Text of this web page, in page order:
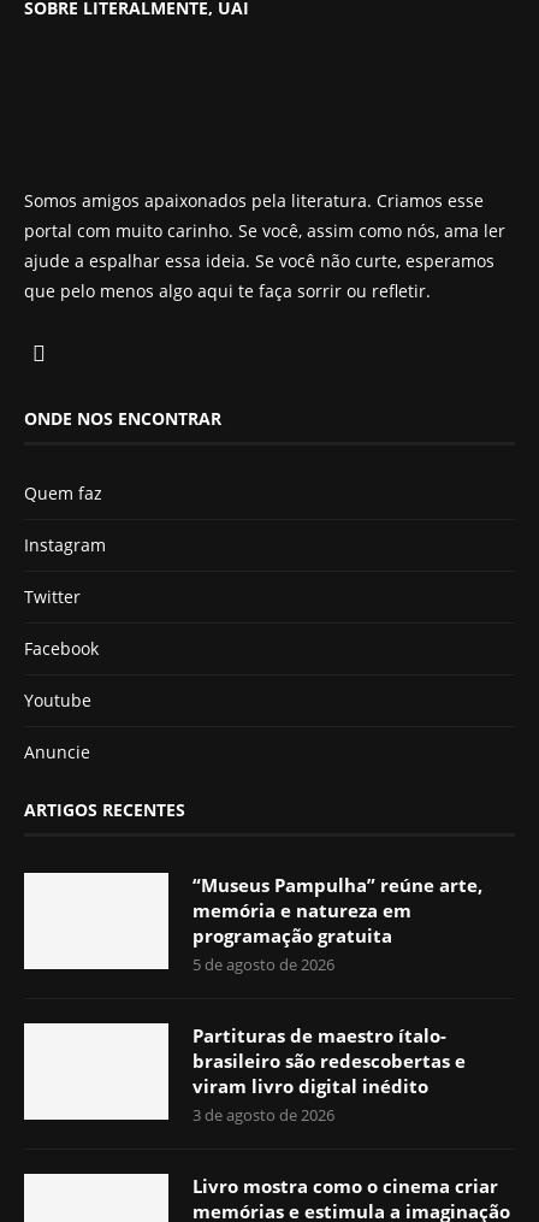
SOBRE LITERALMENTE, UAI
Somos amigos apaixonados pela literatura. Criamos esse
portal com muito carinho. Se você, assim como nós, ama ler
ajude a espalhar essa ideia. Se você não curte, esperamos
que pelo menos algo aqui te faça sorrir ou refletir.
ONDE NOS ENCONTRAR
Quem faz
Instagram
Twitter
Facebook
Youtube
Anuncie
ARTIGOS RECENTES
“Museus Pampulha” reúne arte,
memória e natureza em
programação gratuita
5 de agosto de 2026
Partituras de maestro ítalo-
brasileiro são redescobertas e
viram livro digital inédito
3 de agosto de 2026
Livro mostra como o cinema criar
memórias e estimula a imaginação